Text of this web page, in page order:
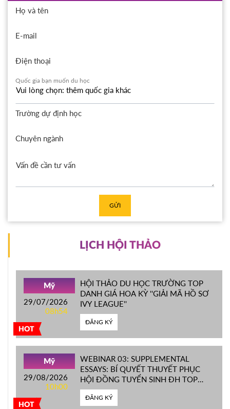
Họ và tên
E-mail
Điện thoại
Quốc gia bạn muốn du học
Trường dự định học
Chuyên ngành
GỬI
LỊCH HỘI THẢO
HOT
Mỹ
29/07/2026
08h54
HỘI THẢO DU HỌC TRƯỜNG TOP
DANH GIÁ HOA KỲ ''GIẢI MÃ HỒ SƠ
IVY LEAGUE''
ĐĂNG KÝ
HOT
Mỹ
29/08/2026
10h00
WEBINAR 03: SUPPLEMENTAL
ESSAYS: BÍ QUYẾT THUYẾT PHỤC
HỘI ĐỒNG TUYỂN SINH ĐH TOP
ĐẦU MỸ
ĐĂNG KÝ